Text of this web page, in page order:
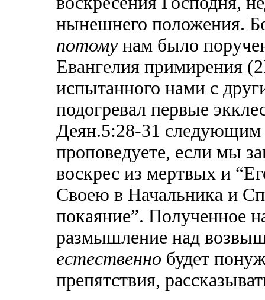
нынешнего положения.
потому нам было
Евангелия примирения
испытанного нами с
подогревал первые
Деян.5:28-31
проповедуете, если мы
воскрес из мертвых и
Своею в Начальника и
покаяние”. Полученное
размышление над
естественно будет
препятствия,